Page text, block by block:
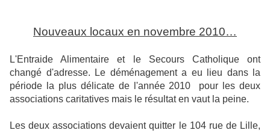
Nouveaux locaux en novembre 2010…
L'Entraide Alimentaire et le Secours Catholique ont
changé d'adresse. Le déménagement a eu lieu dans la
période la plus délicate de l'année 2010
pour les deux
associations caritatives mais le résultat en vaut la peine.
Les deux associations devaient quitter le 104 rue de Lille,